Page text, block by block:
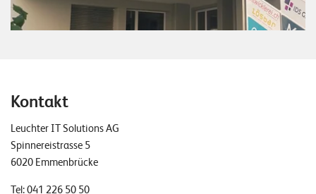
Kontakt
Leuchter IT Solutions AG
Spinnereistrasse 5
6020 Emmenbrücke
Tel:041 226 50 50